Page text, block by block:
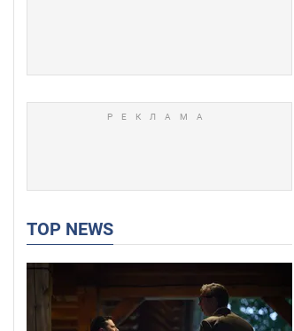
TOP NEWS